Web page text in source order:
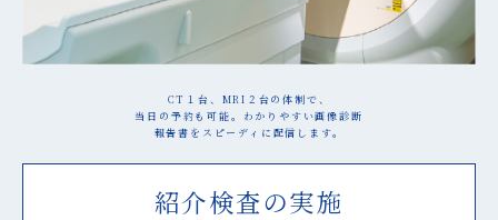
CT１台、MRI２台の体制で、
当日の予約も可能。わかりやすい画像診断
報告書をスピーディに配信します。
紹介検査の実施